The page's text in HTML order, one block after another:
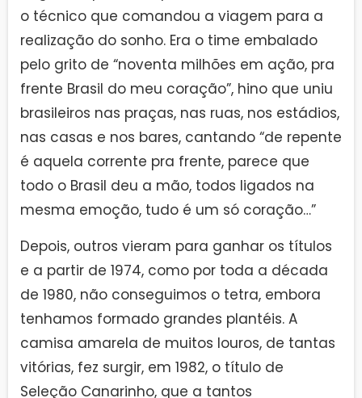
o técnico que comandou a viagem para a
realização do sonho. Era o time embalado
pelo grito de “noventa milhões em ação, pra
frente Brasil do meu coração”, hino que uniu
brasileiros nas praças, nas ruas, nos estádios,
nas casas e nos bares, cantando “de repente
é aquela corrente pra frente, parece que
todo o Brasil deu a mão, todos ligados na
mesma emoção, tudo é um só coração…”
Depois, outros vieram para ganhar os títulos
e a partir de 1974, como por toda a década
de 1980, não conseguimos o tetra, embora
tenhamos formado grandes plantéis. A
camisa amarela de muitos louros, de tantas
vitórias, fez surgir, em 1982, o título de
Seleção Canarinho, que a tantos